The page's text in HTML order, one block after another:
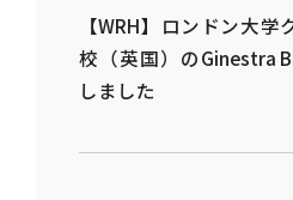
【WRH】ロンドン大
校（英国）のGinestra
しました